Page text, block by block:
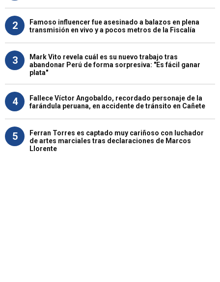
2
Famoso influencer fue asesinado a balazos en plena
transmisión en vivo y a pocos metros de la Fiscalía
3
Mark Vito revela cuál es su nuevo trabajo tras
abandonar Perú de forma sorpresiva: "Es fácil ganar
plata"
4
Fallece Víctor Angobaldo, recordado personaje de la
farándula peruana, en accidente de tránsito en Cañete
5
Ferran Torres es captado muy cariñoso con luchador
de artes marciales tras declaraciones de Marcos
Llorente